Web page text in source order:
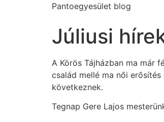
Pantoegyesület blog
Júliusi
A Körös Tájházban ma már
család mellé ma női
következnek.
Tegnap Gere Lajos